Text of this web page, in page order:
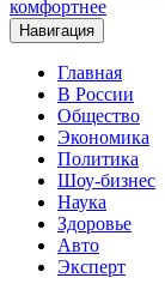
комфортнее
Навигация
Главная
В России
Общество
Экономика
Политика
Шоу-бизнес
Наука
Здоровье
Авто
Эксперт